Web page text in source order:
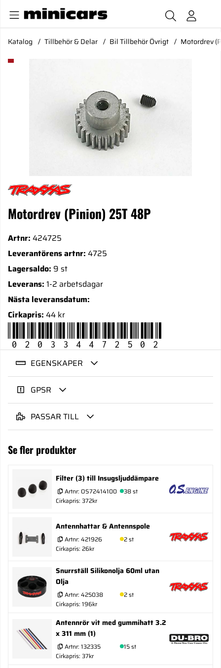
Katalog Tillbehör & Delar Bil Tillbehör Övrigt Motordrev
Produktbilder Motordrev (Pinion) 25T 48P
Motordrev (Pinion) 25T 48P
Artnr: 424725
Leverantörens artnr: 4725
Lagersaldo: 9 st
Leverans: 1-2 arbetsdagar
Nästa leveransdatum:
Cirkapris: 44 kr
020334472502
EGENSKAPER
GPSR
PASSAR TILL
Se fler produkter
Filter (3) till Insugsljuddämpare
Artnr: OS72414100
38 st
Cirkapris: 372kr
Antennhattar & Antennspole
Artnr: 421926
2 st
Cirkapris: 26kr
Snurrställ Silikonolja 60ml utan
Olja
Artnr: 425038
2 st
Cirkapris: 196kr
Antennrör vit med gummihatt 3.2
x 311 mm (1)
Artnr: 132335
15 st
Cirkapris: 37kr